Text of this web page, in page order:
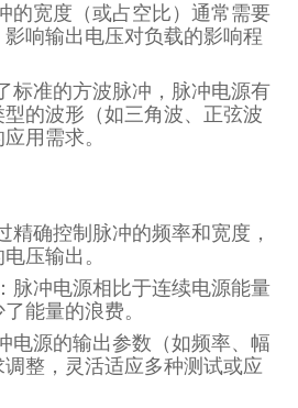
的宽度（或占空比）通常需要
响输出电压对负载的影响程
标准的方波脉冲，脉冲电源有
的波形（如三角波、正弦波
用需求。
精确控制脉冲的频率和宽度，
压输出。
脉冲电源相比于连续电源能量
能量的浪费。
电源的输出参数（如频率、幅
整，灵活适应多种测试或应